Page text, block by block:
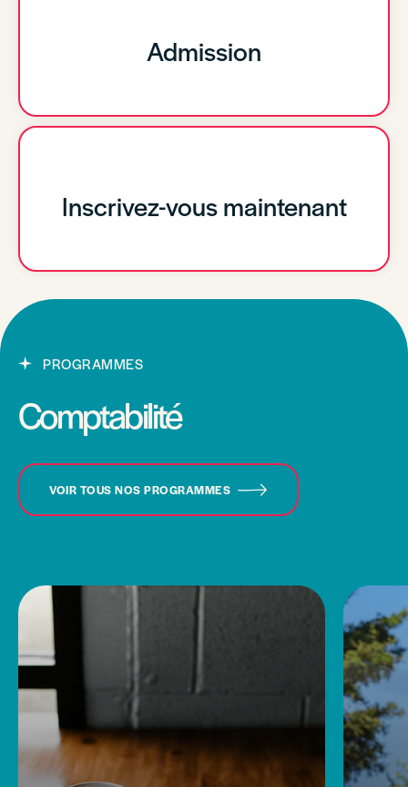
Admission
Inscrivez-vous maintenant
PROGRAMMES
Comptabilité
VOIR TOUS NOS PROGRAMMES